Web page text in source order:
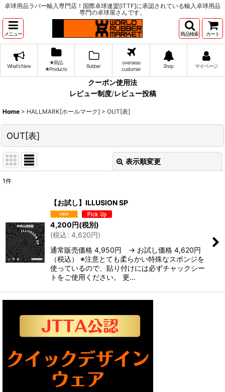
卓球用品ラバー輸入専門店！国際卓球連盟[ITTF]に承認されている輸入卓球用品
専門の卓球屋さんです。
メニュー 商品検索 カート
What's New
★商品
★Products
Rubber
overseas
customer
Shop マイページ
クーポン使用法
レビュー制度/レビュー投稿
Home > HALLMARK[ホールマーク] > OUT[表]
OUT[表]
表示順変更
1件
【お試し】ILLUSION SP
4,200円(税別)
(税込: 4,620円)
通常販売価格 4,950円 → お試し価格 4,620円
（税込） ※注意とても柔らかい特殊なスポンジを
使っているので、貼り付けには必ずチャックシー
トをご使用ください。 更…